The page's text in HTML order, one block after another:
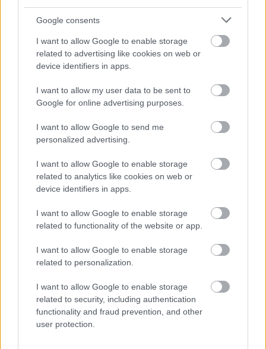
Google consents
I want to allow Google to enable storage
related to advertising like cookies on web or
device identifiers in apps.
I want to allow my user data to be sent to
Google for online advertising purposes.
I want to allow Google to send me
personalized advertising.
I want to allow Google to enable storage
related to analytics like cookies on web or
device identifiers in apps.
I want to allow Google to enable storage
related to functionality of the website or app.
I want to allow Google to enable storage
related to personalization.
I want to allow Google to enable storage
related to security, including authentication
functionality and fraud prevention, and other
user protection.
Πηγή: ΑΠΕ - ΜΠΕ
πρώτοι όλες τιςειδήσειςαπό την Ελλάδα και τον κόσμο.
Διαβάζονται αυτή τη στιγμή